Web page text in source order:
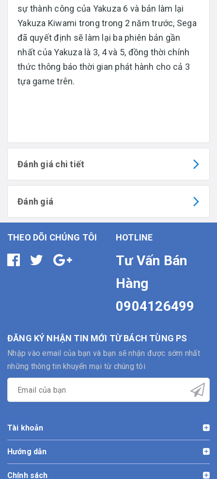
sự thành công của Yakuza 6 và bản làm lại
Yakuza Kiwami trong trong 2 năm trước, Sega
đã quyết định sẽ làm lại ba phiên bản gần
nhất của Yakuza là 3, 4 và 5, đồng thời chính
thức thông báo thời gian phát hành cho cả 3
tựa game trên.
Đánh giá chi tiết
Đánh giá
THEO DÕI CHÚNG TÔI HOTLINE
Tư Vấn Bán
Hàng
0904126499
ĐĂNG KÝ NHẬN TIN MỚI TỪ BÁCH TÙNG PS
Nhập vào email của bạn và bạn sẽ nhận được sớm nhất
những thông tin khuyến mại từ chúng tôi
Tài khoản
Hướng dẫn
Chính sách